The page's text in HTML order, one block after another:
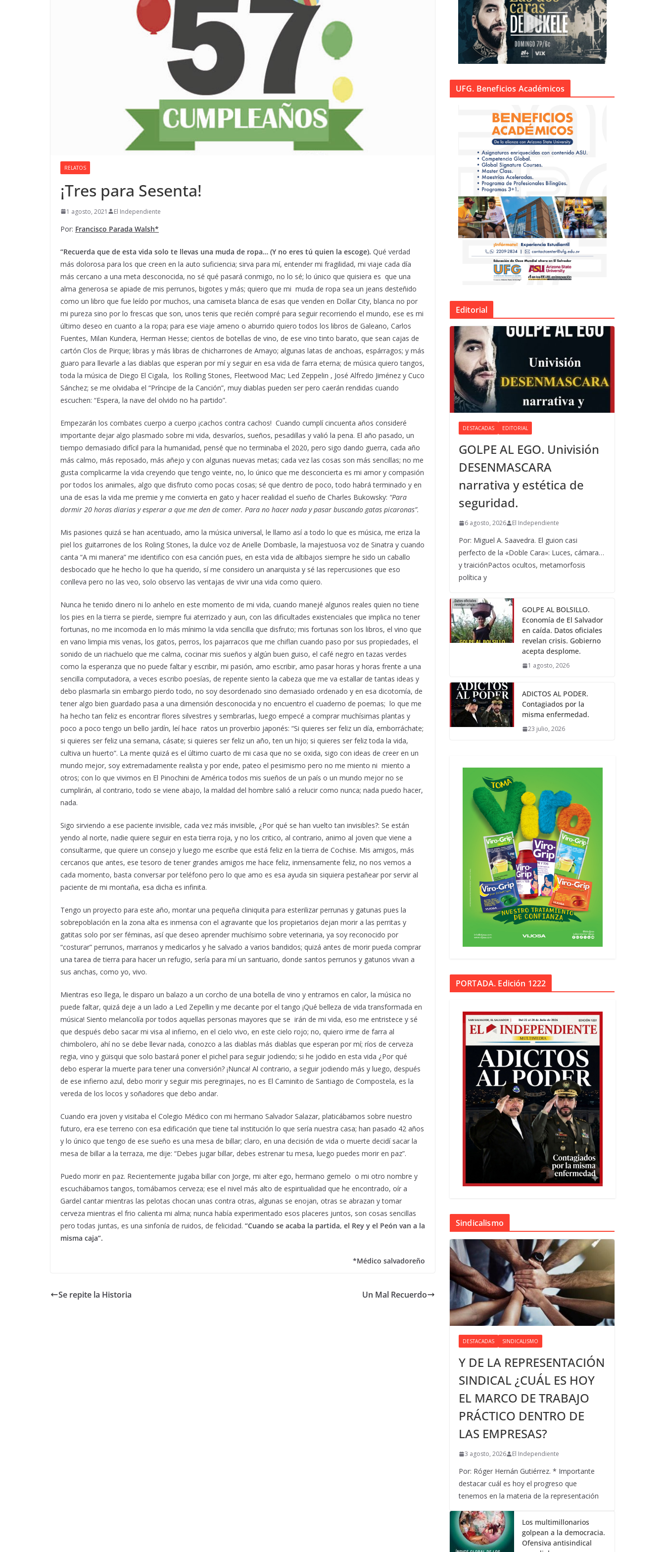
RELATOS
¡Tres para Sesenta!
1 agosto, 2021 El Independiente
Por: Francisco Parada Walsh*
“Recuerda que de esta vida solo te llevas una muda de ropa… (Y no eres tú quien la escoge). Qué verdad
más dolorosa para los que creen en la auto suficiencia; sirva para mí, entender mi fragilidad, mi viaje cada día
más cercano a una meta desconocida, no sé qué pasará conmigo, no lo sé; lo único que quisiera es que una
alma generosa se apiade de mis perrunos, bigotes y más; quiero que mi muda de ropa sea un jeans desteñido
como un libro que fue leído por muchos, una camiseta blanca de esas que venden en Dollar City, blanca no por
mi pureza sino por lo frescas que son, unos tenis que recién compré para seguir recorriendo el mundo, ese es mi
último deseo en cuanto a la ropa; para ese viaje ameno o aburrido quiero todos los libros de Galeano, Carlos
Fuentes, Milan Kundera, Herman Hesse; cientos de botellas de vino, de ese vino tinto barato, que sean cajas de
cartón Clos de Pirque; libras y más libras de chicharrones de Amayo; algunas latas de anchoas, espárragos; y más
guaro para llevarle a las diablas que esperan por mí y seguir en esa vida de farra eterna; de música quiero tangos,
toda la música de Diego El Cigala, los Rolling Stones, Fleetwood Mac; Led Zeppelin , José Alfredo Jiménez y Cuco
Sánchez; se me olvidaba el “Príncipe de la Canción”, muy diablas pueden ser pero caerán rendidas cuando
escuchen: “Espera, la nave del olvido no ha partido”.
Empezarán los combates cuerpo a cuerpo ¡cachos contra cachos! Cuando cumplí cincuenta años consideré
importante dejar algo plasmado sobre mi vida, desvaríos, sueños, pesadillas y valió la pena. El año pasado, un
tiempo demasiado difícil para la humanidad, pensé que no terminaba el 2020, pero sigo dando guerra, cada año
más calmo, más reposado, más añejo y con algunas nuevas metas; cada vez las cosas son más sencillas; no me
gusta complicarme la vida creyendo que tengo veinte, no, lo único que me desconcierta es mi amor y compasión
por todos los animales, algo que disfruto como pocas cosas; sé que dentro de poco, todo habrá terminado y en
una de esas la vida me premie y me convierta en gato y hacer realidad el sueño de Charles Bukowsky: “Para
dormir 20 horas diarias y esperar a que me den de comer. Para no hacer nada y pasar buscando gatas picaronas”.
Mis pasiones quizá se han acentuado, amo la música universal, le llamo así a todo lo que es música, me eriza la
piel los guitarrones de los Roling Stones, la dulce voz de Arielle Dombasle, la majestuosa voz de Sinatra y cuando
canta “A mi manera” me identifico con esa canción pues, en esta vida de altibajos siempre he sido un caballo
desbocado que he hecho lo que ha querido, sí me considero un anarquista y sé las repercusiones que eso
conlleva pero no las veo, solo observo las ventajas de vivir una vida como quiero.
Nunca he tenido dinero ni lo anhelo en este momento de mi vida, cuando manejé algunos reales quien no tiene
los pies en la tierra se pierde, siempre fui aterrizado y aun, con las dificultades existenciales que implica no tener
fortunas, no me incomoda en lo más mínimo la vida sencilla que disfruto; mis fortunas son los libros, el vino que
en vano limpia mis venas, los gatos, perros, los pajarracos que me chiflan cuando paso por sus propiedades, el
sonido de un riachuelo que me calma, cocinar mis sueños y algún buen guiso, el café negro en tazas verdes
como la esperanza que no puede faltar y escribir, mi pasión, amo escribir, amo pasar horas y horas frente a una
sencilla computadora, a veces escribo poesías, de repente siento la cabeza que me va estallar de tantas ideas y
debo plasmarla sin embargo pierdo todo, no soy desordenado sino demasiado ordenado y en esa dicotomía, de
tener algo bien guardado pasa a una dimensión desconocida y no encuentro el cuaderno de poemas; lo que me
ha hecho tan feliz es encontrar flores silvestres y sembrarlas, luego empecé a comprar muchísimas plantas y
poco a poco tengo un bello jardín, leí hace ratos un proverbio japonés: “Si quieres ser feliz un día, emborráchate;
si quieres ser feliz una semana, cásate; si quieres ser feliz un año, ten un hijo; si quieres ser feliz toda la vida,
cultiva un huerto”. La mente quizá es el último cuarto de mi casa que no se oxida, sigo con ideas de creer en un
mundo mejor, soy extremadamente realista y por ende, pateo el pesimismo pero no me miento ni miento a
otros; con lo que vivimos en El Pinochini de América todos mis sueños de un país o un mundo mejor no se
cumplirán, al contrario, todo se viene abajo, la maldad del hombre salió a relucir como nunca; nada puedo hacer,
nada.
Sigo sirviendo a ese paciente invisible, cada vez más invisible, ¿Por qué se han vuelto tan invisibles?: Se están
yendo al norte, nadie quiere seguir en esta tierra roja, y no los critico, al contrario, animo al joven que viene a
consultarme, que quiere un consejo y luego me escribe que está feliz en la tierra de Cochise. Mis amigos, más
cercanos que antes, ese tesoro de tener grandes amigos me hace feliz, inmensamente feliz, no nos vemos a
cada momento, basta conversar por teléfono pero lo que amo es esa ayuda sin siquiera pestañear por servir al
paciente de mi montaña, esa dicha es infinita.
Tengo un proyecto para este año, montar una pequeña cliniquita para esterilizar perrunas y gatunas pues la
sobrepoblación en la zona alta es inmensa con el agravante que los propietarios dejan morir a las perritas y
gatitas solo por ser féminas, así que deseo aprender muchísimo sobre veterinaria, ya soy reconocido por
“costurar” perrunos, marranos y medicarlos y he salvado a varios bandidos; quizá antes de morir pueda comprar
una tarea de tierra para hacer un refugio, sería para mí un santuario, donde santos perrunos y gatunos vivan a
sus anchas, como yo, vivo.
Mientras eso llega, le disparo un balazo a un corcho de una botella de vino y entramos en calor, la música no
puede faltar, quizá deje a un lado a Led Zepellin y me decante por el tango ¡Qué belleza de vida transformada en
música! Siento melancolía por todos aquellas personas mayores que se irán de mi vida, eso me entristece y sé
que después debo sacar mi visa al infierno, en el cielo vivo, en este cielo rojo; no, quiero irme de farra al
chimbolero, ahí no se debe llevar nada, conozco a las diablas más diablas que esperan por mí; ríos de cerveza
regia, vino y güisqui que solo bastará poner el pichel para seguir jodiendo; si he jodido en esta vida ¿Por qué
debo esperar la muerte para tener una conversión? ¡Nunca! Al contrario, a seguir jodiendo más y luego, después
de ese infierno azul, debo morir y seguir mis peregrinajes, no es El Caminito de Santiago de Compostela, es la
vereda de los locos y soñadores que debo andar.
Cuando era joven y visitaba el Colegio Médico con mi hermano Salvador Salazar, platicábamos sobre nuestro
futuro, era ese terreno con esa edificación que tiene tal institución lo que sería nuestra casa; han pasado 42 años
y lo único que tengo de ese sueño es una mesa de billar; claro, en una decisión de vida o muerte decidí sacar la
mesa de billar a la terraza, me dije: “Debes jugar billar, debes estrenar tu mesa, luego puedes morir en paz”.
Puedo morir en paz. Recientemente jugaba billar con Jorge, mi alter ego, hermano gemelo o mi otro nombre y
escuchábamos tangos, tomábamos cerveza; ese el nivel más alto de espiritualidad que he encontrado, oír a
Gardel cantar mientras las pelotas chocan unas contra otras, algunas se enojan, otras se abrazan y tomar
cerveza mientras el frio calienta mi alma; nunca había experimentado esos placeres juntos, son cosas sencillas
pero todas juntas, es una sinfonía de ruidos, de felicidad. “Cuando se acaba la partida, el Rey y el Peón van a la
misma caja”.
*Médico salvadoreño
Se repite la Historia Un Mal Recuerdo
UFG. Beneficios Académicos
Editorial
DESTACADAS EDITORIAL
GOLPE AL EGO. Univisión
DESENMASCARA
narrativa y estética de
seguridad.
6 agosto, 2026 El Independiente
Por: Miguel A. Saavedra. El guion casi
perfecto de la «Doble Cara»: Luces, cámara…
y traiciónPactos ocultos, metamorfosis
política y
GOLPE AL BOLSILLO.
Economía de El Salvador
en caída. Datos oficiales
revelan crisis. Gobierno
acepta desplome.
1 agosto, 2026
ADICTOS AL PODER.
Contagiados por la
misma enfermedad.
23 julio, 2026
PORTADA. Edición 1222
Sindicalismo
DESTACADAS SINDICALISMO
Y DE LA REPRESENTACIÓN
SINDICAL ¿CUÁL ES HOY
EL MARCO DE TRABAJO
PRÁCTICO DENTRO DE
LAS EMPRESAS?
3 agosto, 2026 El Independiente
Por: Róger Hernán Gutiérrez. * Importante
destacar cuál es hoy el progreso que
tenemos en la materia de la representación
Los multimillonarios
golpean a la democracia.
Ofensiva antisindical